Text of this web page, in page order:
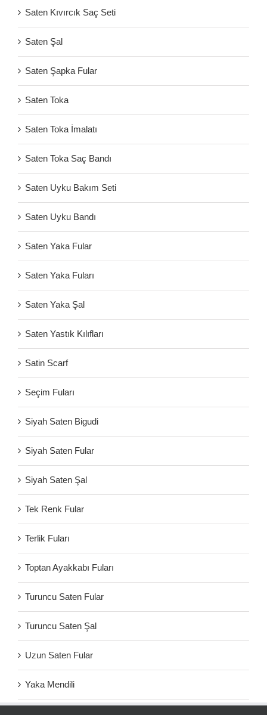
Saten Kıvırcık Saç Seti
Saten Şal
Saten Şapka Fular
Saten Toka
Saten Toka İmalatı
Saten Toka Saç Bandı
Saten Uyku Bakım Seti
Saten Uyku Bandı
Saten Yaka Fular
Saten Yaka Fuları
Saten Yaka Şal
Saten Yastık Kılıfları
Satin Scarf
Seçim Fuları
Siyah Saten Bigudi
Siyah Saten Fular
Siyah Saten Şal
Tek Renk Fular
Terlik Fuları
Toptan Ayakkabı Fuları
Turuncu Saten Fular
Turuncu Saten Şal
Uzun Saten Fular
Yaka Mendili